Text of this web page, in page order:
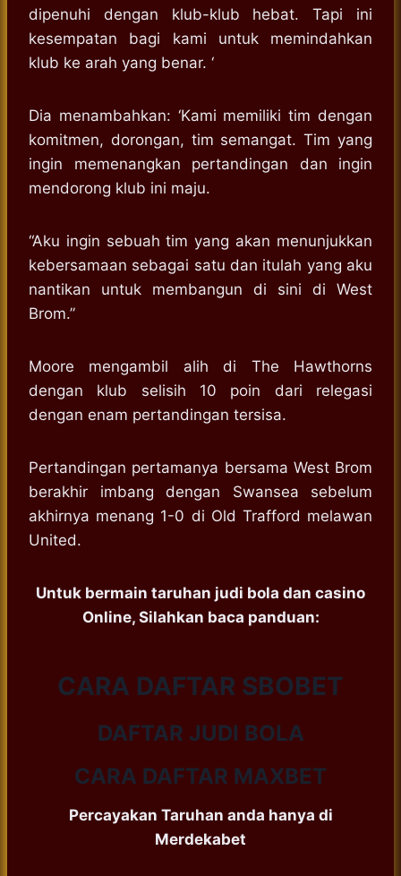
dipenuhi dengan klub-klub hebat. Tapi ini
kesempatan bagi kami untuk memindahkan
klub ke arah yang benar. ‘
Dia menambahkan: ‘Kami memiliki tim dengan
komitmen, dorongan, tim semangat. Tim yang
ingin memenangkan pertandingan dan ingin
mendorong klub ini maju.
“Aku ingin sebuah tim yang akan menunjukkan
kebersamaan sebagai satu dan itulah yang aku
nantikan untuk membangun di sini di West
Brom.”
Moore mengambil alih di The Hawthorns
dengan klub selisih 10 poin dari relegasi
dengan enam pertandingan tersisa.
Pertandingan pertamanya bersama West Brom
berakhir imbang dengan Swansea sebelum
akhirnya menang 1-0 di Old Trafford melawan
United.
Untuk bermain taruhan judi bola dan casino
Online, Silahkan baca panduan:
CARA DAFTAR SBOBET
DAFTAR JUDI BOLA
CARA DAFTAR MAXBET
Percayakan Taruhan anda hanya di
Merdekabet